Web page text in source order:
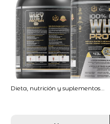
Dieta, nutrición y suplementos...